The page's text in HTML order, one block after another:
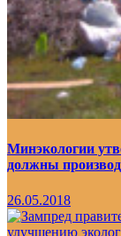
Минэкологии
должны
26.05.2018